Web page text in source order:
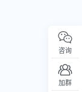
咨询
加群